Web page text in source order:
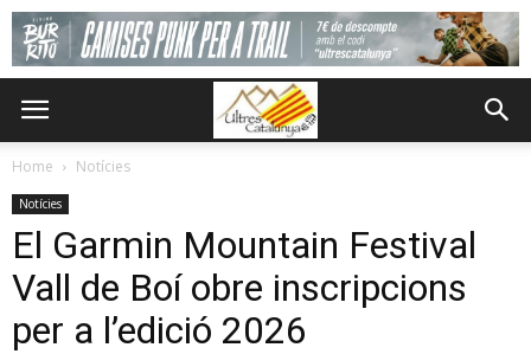
Home Notícies
Notícies
El Garmin Mountain Festival
Vall de Boí obre inscripcions
per a l’edició 2026